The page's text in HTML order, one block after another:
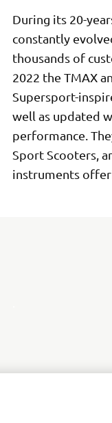
During its 20-
constantly
thousands of
2022 the TMAX
Supersport-
well as updated
performance.
Sport Scooters,
instruments